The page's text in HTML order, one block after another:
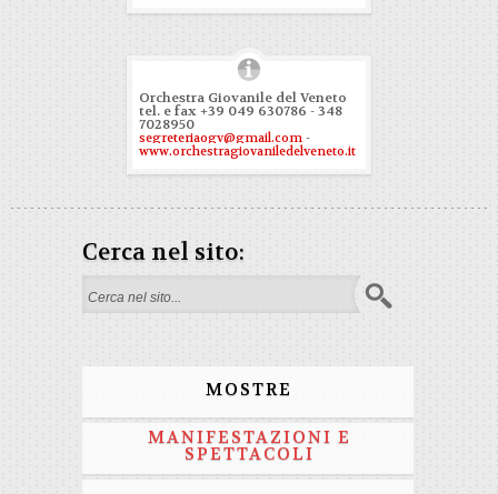
Orchestra Giovanile del Veneto
tel. e fax +39 049 630786 - 348
7028950
segreteriaogv@gmail.com -
www.orchestragiovaniledelveneto.it
Cerca nel sito:
Form di ricerca
MOSTRE
MANIFESTAZIONI E
SPETTACOLI